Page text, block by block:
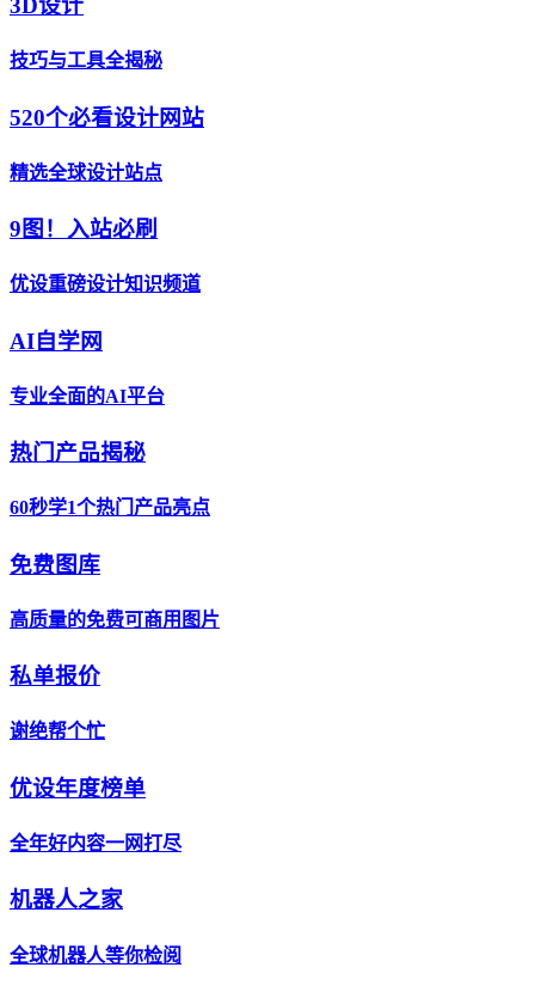
3D设计
技巧与工具全揭秘
520个必看设计网站
精选全球设计站点
9图！入站必刷
优设重磅设计知识频道
AI自学网
专业全面的AI平台
热门产品揭秘
60秒学1个热门产品亮点
免费图库
高质量的免费可商用图片
私单报价
谢绝帮个忙
优设年度榜单
全年好内容一网打尽
机器人之家
全球机器人等你检阅